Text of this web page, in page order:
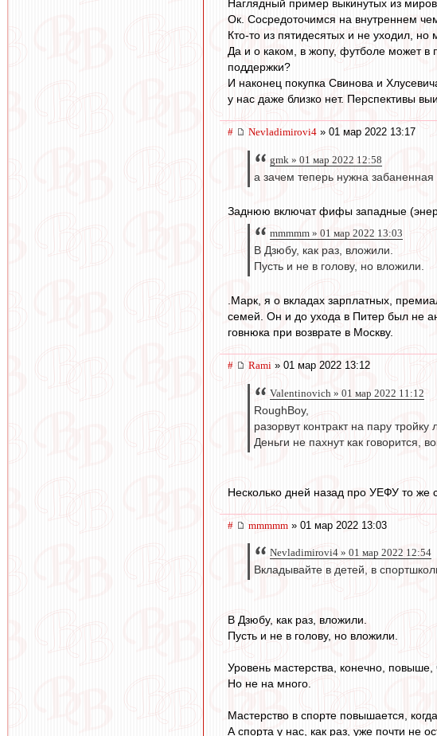
Наглядный пример выкинутых из
Ок. Сосредоточимся на внутреннем
Кто-то из пятидесятых и не уходил,
Да и о каком, в жопу, футболе может в
поддержки?
И наконец покупка Свинова и
у нас даже близко нет. Перспективы
# Nevladimirovi4 » 01 мар 2022 13:17
gmk » 01 мар 2022 12:58
а зачем теперь нужна забаненная
Заднюю включат фифы западные
mmmmm » 01 мар 2022 13:03
В Дзюбу, как раз, вложили.
Пусть и не в голову, но вложили.
.Марк, я о вкладах зарплатных,
семей. Он и до ухода в Питер был не
говнюка при возврате в Москву.
# Rami » 01 мар 2022 13:12
Valentinovich » 01 мар 2022 11:12
RoughBoy,
разорвут контракт на пару
Деньги не пахнут как говорится,
Несколько дней назад про УЕФУ то же
# mmmmm » 01 мар 2022 13:03
Nevladimirovi4 » 01 мар 2022 12:54
Вкладывайте в детей, в
В Дзюбу, как раз, вложили.
Пусть и не в голову, но вложили.
Уровень мастерства, конечно,
Но не на много.
Мастерство в спорте повышается,
А спорта у нас, как раз, уже почти не